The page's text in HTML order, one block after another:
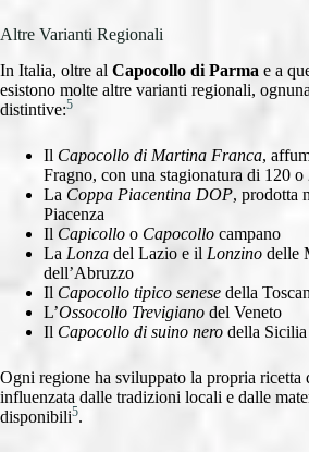
Altre Varianti Regionali
In Italia, oltre al Capocollo di Parma e a
esistono molte altre varianti regionali,
distintive:5
Il Capocollo di Martina Franca,
Fragno, con una stagionatura di 120
La Coppa Piacentina DOP, prodotta
Piacenza
Il Capicollo o Capocollo campano
La Lonza del Lazio e il Lonzino delle
dell’Abruzzo
Il Capocollo tipico senese della
L’Ossocollo Trevigiano del Veneto
Il Capocollo di suino nero della Sicilia
Ogni regione ha sviluppato la propria ricetta
influenzata dalle tradizioni locali e dalle
disponibili5.